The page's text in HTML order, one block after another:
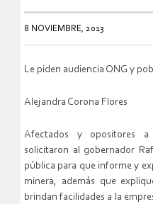
8 NOVIEMBRE, 2013
Le piden audiencia ONG y
Alejandra Corona Flores
Afectados y opositores
solicitaron al gobernador
pública para que informe y
minera, además que
brindan facilidades a la